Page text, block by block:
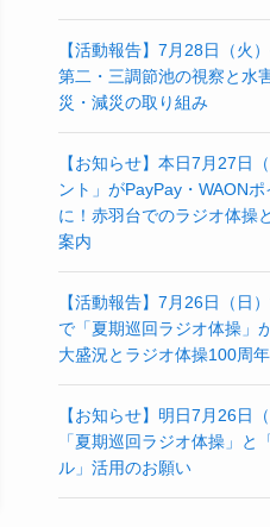
【活動報告】7月28日（火
第二・三調節池の視察と水
災・減災の取り組み
【お知らせ】本日7月27日
ント」がPayPay・WAON
に！赤羽台でのラジオ体操
案内
【活動報告】7月26日（日
で「夏期巡回ラジオ体操」
大盛況とラジオ体操100周
【お知らせ】明日7月26日
「夏期巡回ラジオ体操」と
ル」活用のお願い